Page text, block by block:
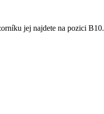
jej najdete na pozici B10.